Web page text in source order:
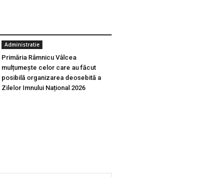
Administratie
Primăria Râmnicu Vâlcea
mulțumește celor care au făcut
posibilă organizarea deosebită a
Zilelor Imnului Național 2026